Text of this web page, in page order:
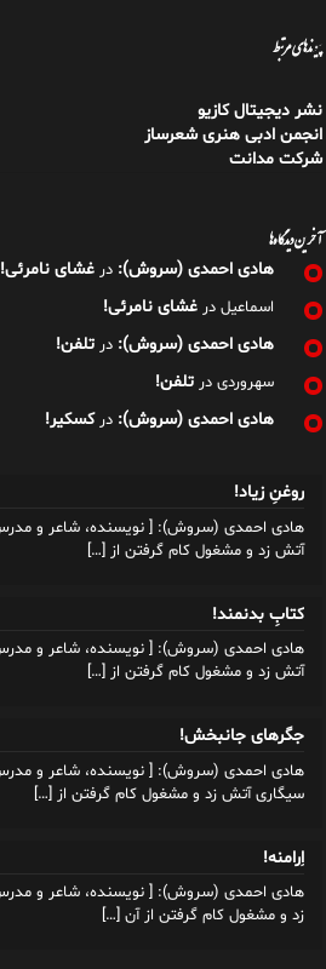
پیوندهای مرتبط
نشر دیجیتال کازیو
انجمن ادبی هنری شعرساز
شرکت مدانت
آخرین دیدگاه‌ها
هادی احمدی (سروش): در غشای نامرئی!
اسماعیل در غشای نامرئی!
هادی احمدی (سروش): در تلفن!
سهروردی در تلفن!
هادی احمدی (سروش): درکسکیر!
روغنِ زیاد!
آتش زد و مشغول کام گرفتن از […]
کتابِ بدنمند!
آتش زد و مشغول کام گرفتن از […]
جگرهای جانبخش!
سیگاری آتش زد و مشغول کام گرفتن از […]
اِرامنه!
زد و مشغول کام گرفتن از آن […]